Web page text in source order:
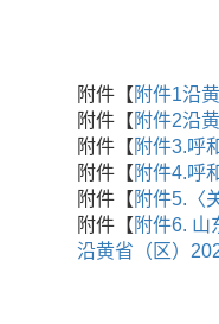
附件【 附件1沿
附件【 附件2沿
附件【 附件3.呼
附件【 附件4.呼
附件【 附件5.〈
附件【 附件6.
沿黄省（区）